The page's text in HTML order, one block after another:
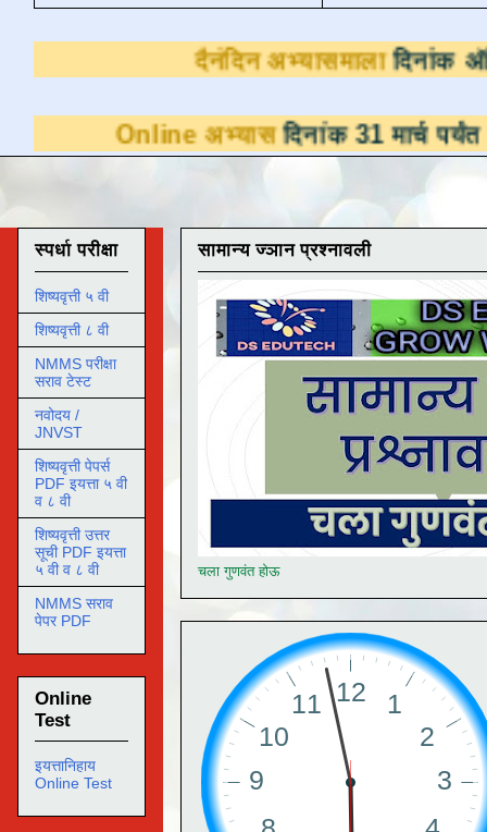
दैनंदिन
अभ्यासदिनांक 31 मार्च पर्यंत
सामान्य ज्ञान प्रश्नावली
चला गुणवंत होऊ
स्पर्धा परीक्षा
शिष्यवृत्ती ५ वी
शिष्यवृत्ती ८ वी
NMMS परीक्षा
सराव टेस्ट
नवोदय /
JNVST
शिष्यवृत्ती पेपर्स
PDF इयत्ता ५ वी
व ८ वी
शिष्यवृत्ती उत्तर
सूची PDF इयत्ता
५ वी व ८ वी
NMMS सराव
पेपर PDF
Online
Test
इयत्तानिहाय
Online Test